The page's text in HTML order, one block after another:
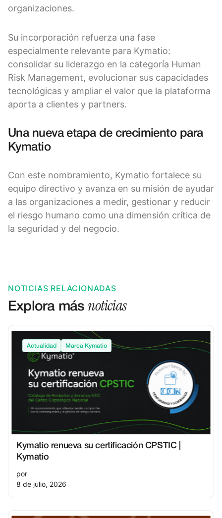
organizaciones.
Su incorporación refuerza una fase
especialmente relevante para Kymatio:
consolidar su liderazgo en la categoría Human
Risk Management, evolucionar sus capacidades
tecnológicas y ampliar el valor que la plataforma
aporta a clientes y partners.
Una nueva etapa de crecimiento para
Kymatio
Con este nombramiento, Kymatio fortalece su
equipo directivo y avanza en su misión de ayudar
a las organizaciones a medir, gestionar y reducir
el riesgo humano como una dimensión crítica de
la seguridad y del negocio.
NOTICIAS RELACIONADAS
Explora másnoticias
Actualidad Marca Kymatio
Kymatio renueva su certificación CPSTIC |
Kymatio
por
8 de julio, 2026